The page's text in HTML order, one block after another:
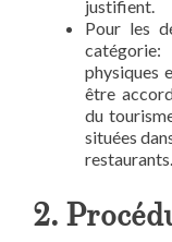
justifient.
Pour les
catégorie:
physiques
être
du
situées
restaurants.
2.